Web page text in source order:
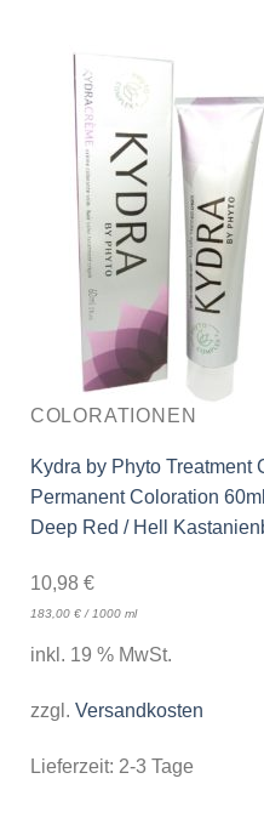
COLORATIONEN
Kydra by Phyto Treatment
Permanent Coloration
Deep Red / Hell
10,98 €
183,00 €/ 1000 ml
inkl. 19 % MwSt.
zzgl. Versandkosten
Lieferzeit: 2-3 Tage